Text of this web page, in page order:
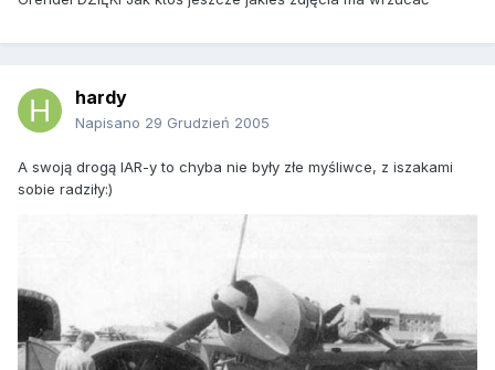
hardy
Napisano 29 Grudzień 2005
A swoją drogą IAR-y to chyba nie były złe myśliwce, z iszakami
sobie radziły:)